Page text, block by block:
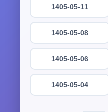
1405-05-11
1405-05-08
1405-05-06
1405-05-04